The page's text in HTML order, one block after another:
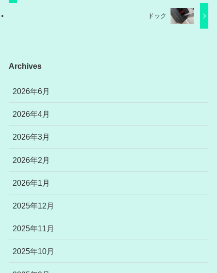
ドック
Archives
2026年6月
2026年4月
2026年3月
2026年2月
2026年1月
2025年12月
2025年11月
2025年10月